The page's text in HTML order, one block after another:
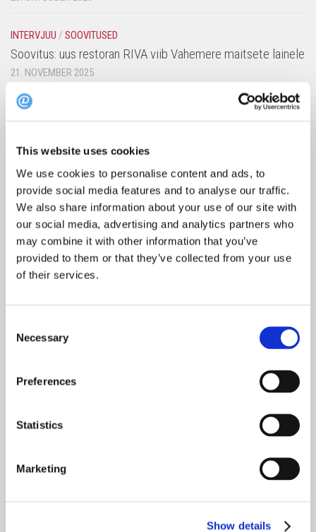
This website uses cookies
We use cookies to personalise content and ads, to
provide social media features and to analyse our traffic.
We also share information about your use of our site with
our social media, advertising and analytics partners who
may combine it with other information that you’ve
provided to them or that they’ve collected from your use
of their services.
Selection
Necessary
Preferences
Statistics
Marketing
Show details
INTERVJUU / SOOVITUSED
Soovitus: uus restoran RIVA viib Vahemere maitsete lainele
21. NOVEMBER 2025
TOP
15. JAANUAR 2020
UUDISED
Novembri algus täis eriüritusi
1. NOVEMBER 2019
Poolaasta TOP 10: Need restoranid osutusid
Bib Gourmand: 8 sõbraliku hinnaga tipprestorani